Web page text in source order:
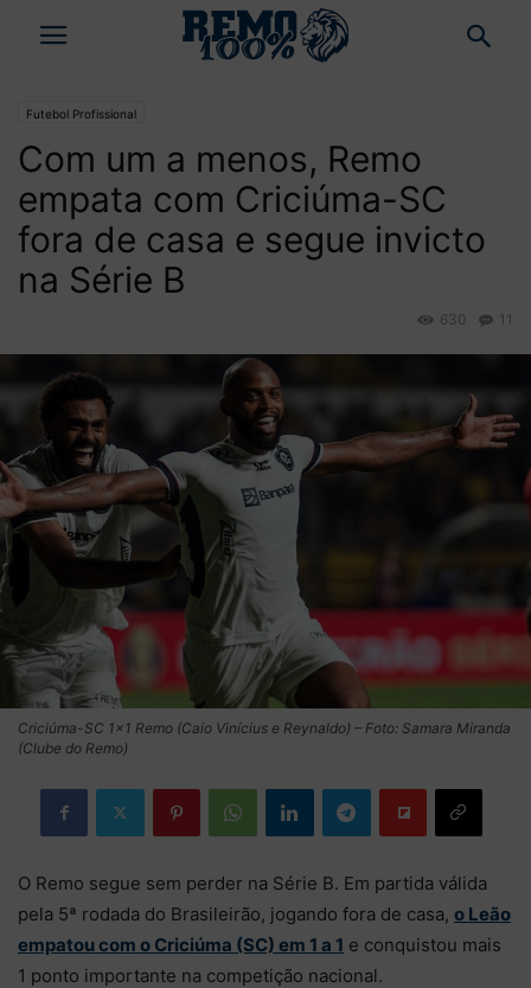
Futebol Profissional
Com um a menos, Remo
empata com Criciúma-SC
fora de casa e segue invicto
na Série B
11
630
Criciúma-SC 1×1 Remo (Caio Vinícius e Reynaldo) – Foto: Samara Miranda
(Clube do Remo)
O Remo segue sem perder na Série B. Em partida válida
pela 5ª rodada do Brasileirão, jogando fora de casa, o Leão
empatou com o Criciúma (SC) em 1 a 1 e conquistou mais
1 ponto importante na competição nacional.